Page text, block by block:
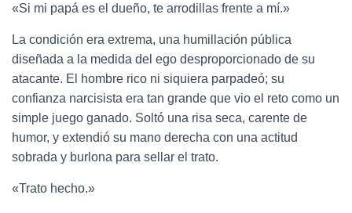
«Si mi papá es el dueño, te arrodillas frente a mí.»
La condición era extrema, una humillación pública
diseñada a la medida del ego desproporcionado de su
atacante. El hombre rico ni siquiera parpadeó; su
confianza narcisista era tan grande que vio el reto como un
simple juego ganado. Soltó una risa seca, carente de
humor, y extendió su mano derecha con una actitud
sobrada y burlona para sellar el trato.
«Trato hecho.»